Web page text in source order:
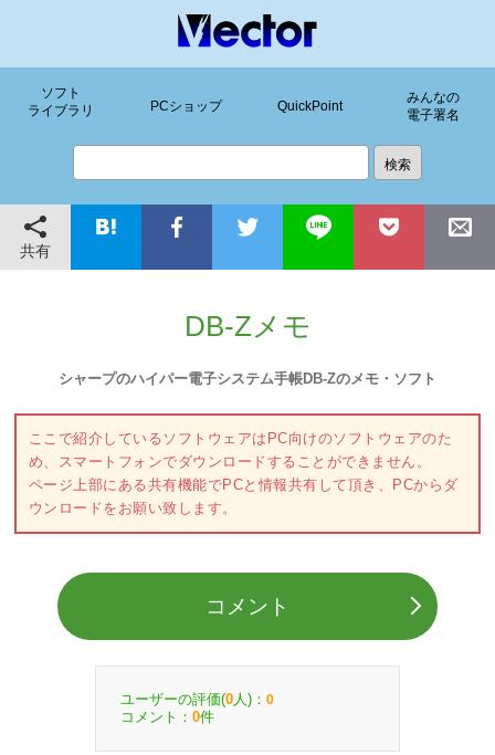
ソフト
ライブラリ
PCショップ QuickPoint
みんなの
電子署名
共有
DB-Zメモ
シャープのハイパー電子システム手帳DB-Zのメモ・ソフト
ここで紹介しているソフトウェアはPC向けのソフトウェアのた
め、スマートフォンでダウンロードすることができません。
ページ上部にある共有機能でPCと情報共有して頂き、PCからダ
ウンロードをお願い致します。
コメント
ユーザーの評価(0 人)： 0
コメント： 0件